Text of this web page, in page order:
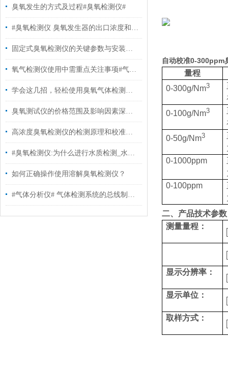
臭氧发生的方式及过程#臭氧检测仪#
#臭氧检测仪 臭氧发生器的出口浓度和什么有关系？
固定式臭氧检测仪的关键参数与安装要求
氧气检测仪使用中需重点关注事项#气体分析仪
学会这几招，轻松使用臭氧气体检测仪！
臭氧测试仪的价格范围及影响因素深度解析
高浓度臭氧检测仪的检测原理和校准方法
#臭氧检测仪:为什么进行水质检测_水质检测仪器怎么选择？
如何正确操作使用溶解臭氧检测仪？
#气体分析仪# 气体检测系统的总线制与分线制如何选择
自动校准0-300ppm
量程
0-300g/Nm3
0-100g/Nm3
0-50g/Nm3
0-1000ppm
0-100ppm
二、产品技术参数
测量量程：
显示分辨率：
显示单位：
取样方式：